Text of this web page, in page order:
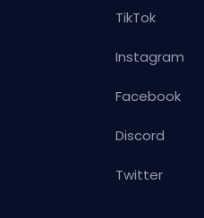
TikTok
Instagram
Facebook
Discord
Twitter